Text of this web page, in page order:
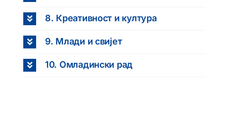
8. Креативност и култура
9. Млади и свијет
10. Омладински рад